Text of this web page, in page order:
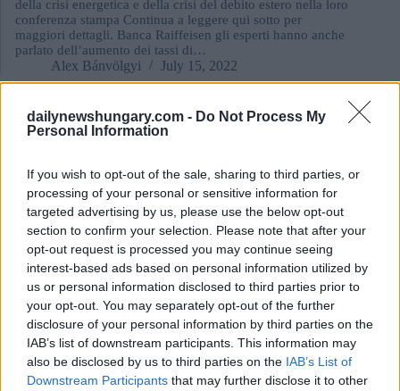
dailynewshungary.com - Do Not Process My
Personal Information
If you wish to opt-out of the sale, sharing to third parties, or
processing of your personal or sensitive information for
targeted advertising by us, please use the below opt-out
section to confirm your selection. Please note that after your
opt-out request is processed you may continue seeing
interest-based ads based on personal information utilized by
us or personal information disclosed to third parties prior to
your opt-out. You may separately opt-out of the further
disclosure of your personal information by third parties on the
IAB’s list of downstream participants. This information may
also be disclosed by us to third parties on the IAB’s List of
Downstream Participants that may further disclose it to other
della crisi energetica e della crisi del debito estero nella loro
conferenza stampa Continua a leggere qui sotto per
maggiori dettagli. Banca Raiffeisen gli esperti hanno anche
parlato dell’aumento dei tassi di…
Alex Bánvölgyi July 15, 2022
Economia - Affari